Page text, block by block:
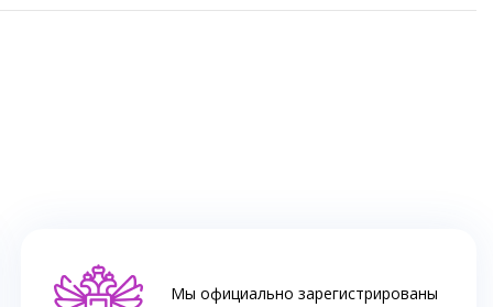
Мы официально зарегистрированы